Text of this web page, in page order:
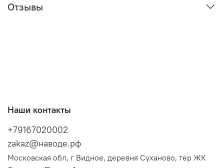
Отзывы
Наши контакты
+79167020002
zakaz@наводе.рф
Московская обл, г Видное, деревня Суханово, тер ЖК